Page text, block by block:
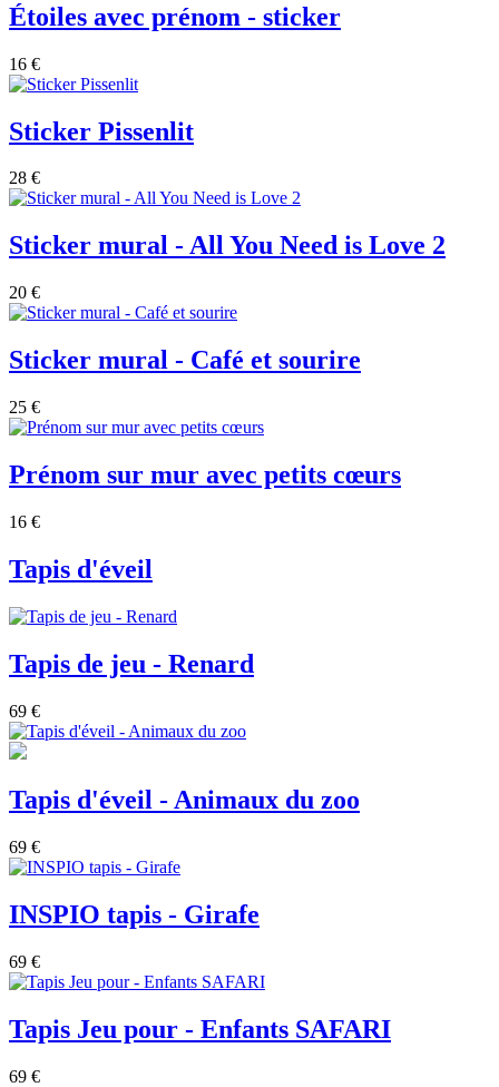
Étoiles avec prénom - sticker
16 €
Sticker Pissenlit
28 €
Sticker mural - All You Need is Love 2
20 €
Sticker mural - Café et sourire
25 €
Prénom sur mur avec petits cœurs
16 €
Tapis d'éveil
Tapis de jeu - Renard
69 €
Tapis d'éveil - Animaux du zoo
69 €
INSPIO tapis - Girafe
69 €
Tapis Jeu pour - Enfants SAFARI
69 €